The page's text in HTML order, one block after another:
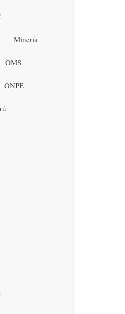
Minería
OMS
ONPE